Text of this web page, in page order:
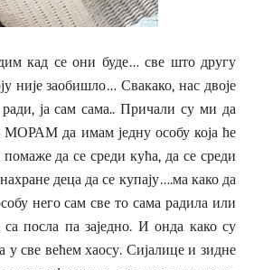
кад се они буде… све што другу
није заобишло… Свакако, нас двоје
ја сам сама.. Причали су ми да
МОРАМ да имам једну особу која ће
да се среди кућа, да се среди
деца да се купају….ма како да
него сам све то сама радила или
посла па заједно. И онда како су
у све већем хаосу. Сијалице и зидне